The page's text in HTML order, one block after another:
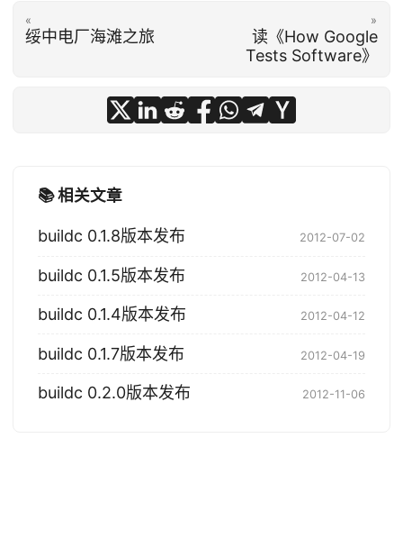
«
绥中电厂海滩之旅
»
读《How Google
Tests Software》
📚 相关文章
buildc 0.1.8版本发布 2012-07-02
buildc 0.1.5版本发布 2012-04-13
buildc 0.1.4版本发布 2012-04-12
buildc 0.1.7版本发布 2012-04-19
buildc 0.2.0版本发布 2012-11-06